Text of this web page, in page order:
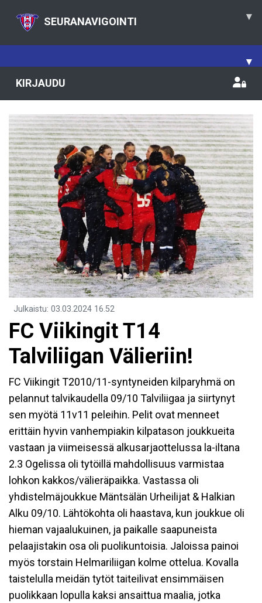
SEURANAVIGOINTI ▾
▾
KIRJAUDU
Julkaistu: 03.03.2024 16.52
FC Viikingit T14
Talviliigan Välieriin!
FC Viikingit T2010/11-syntyneiden kilparyhmä on
pelannut talvikaudella 09/10 Talviliigaa ja siirtynyt
sen myötä 11v11 peleihin. Pelit ovat menneet
erittäin hyvin vanhempiakin kilpatason joukkueita
vastaan ja viimeisessä alkusarjaottelussa la-iltana
2.3 Ogelissa oli tytöillä mahdollisuus varmistaa
lohkon kakkos/välieräpaikka. Vastassa oli
yhdistelmäjoukkue Mäntsälän Urheilijat & Halkian
Alku 09/10. Lähtökohta oli haastava, kun joukkue oli
hieman vajaalukuinen, ja paikalle saapuneista
pelaajistakin osa oli puolikuntoisia. Jaloissa painoi
myös torstain Helmariliigan kolme ottelua. Kovalla
taistelulla meidän tytöt taiteilivat ensimmäisen
puolikkaan lopulla kaksi ansaittua maalia, jotka